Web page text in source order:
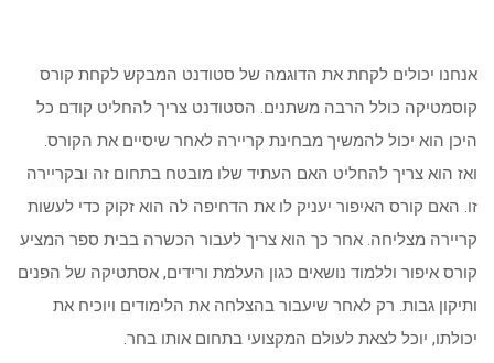
אנחנו יכולים לקחת את הדוגמה של סטודנט המבקש לקחת קורס
קוסמטיקה כולל הרבה משתנים. הסטודנט צריך להחליט קודם כל
היכן הוא יכול להמשיך מבחינת קריירה לאחר שיסיים את הקורס.
ואז הוא צריך להחליט האם העתיד שלו מובטח בתחום זה ובקריירה
זו. האם קורס האיפור יעניק לו את הדחיפה לה הוא זקוק כדי לעשות
קריירה מצליחה. אחר כך הוא צריך לעבור הכשרה בבית ספר המציע
קורס איפור וללמוד נושאים כגון העלמת ורידים, אסתטיקה של הפנים
ותיקון גבות. רק לאחר שיעבור בהצלחה את הלימודים ויוכיח את
יכולתו, יוכל לצאת לעולם המקצועי בתחום אותו בחר.